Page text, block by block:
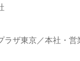
ラザ東京／本社・営